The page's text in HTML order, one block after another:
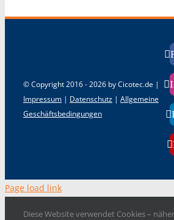
© Copyright 2016 -2026 by Cicotec.de |
Impressum | Datenschutz | Allgemeine
Geschäftsbedingungen
Page load link
Diese Website verwendet Cookies –